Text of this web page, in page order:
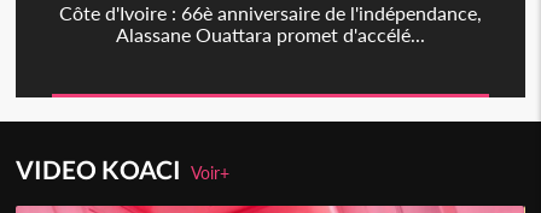
Côte d'Ivoire : 66è anniversaire de l'indépendance,
Alassane Ouattara promet d'accélé...
VIDEO KOACIVoir+